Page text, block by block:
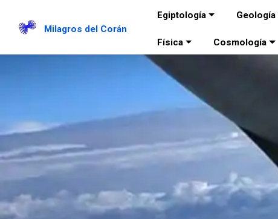
Milagros del Corán
Egiptología Geología
Física Cosmología